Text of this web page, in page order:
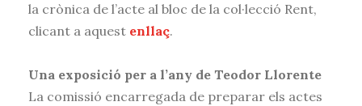
la crònica de l’acte al bloc de la col·lecció Rent,
clicant a aquest enllaç.
Una exposició per a l’any de Teodor Llorente
La comissió encarregada de preparar els actes